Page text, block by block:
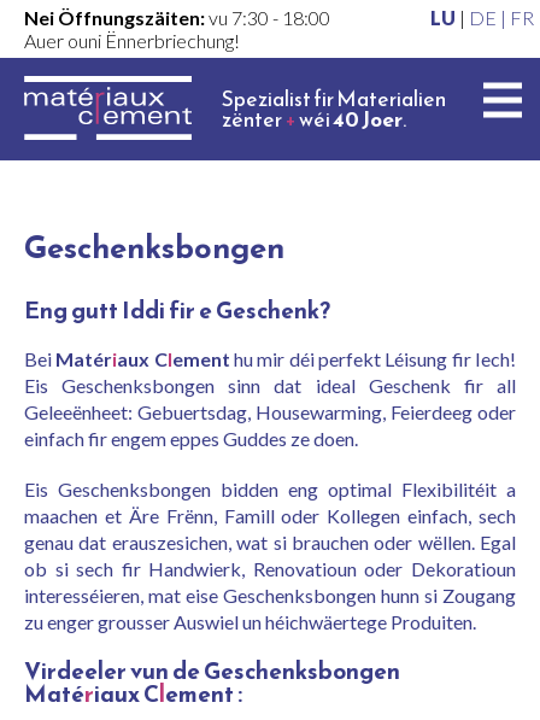
Nei Öffnungszäiten:vu 7:30 - 18:00
Auer ouni Ënnerbriechung!
LU | DE | FR
Spezialist fir Materialien
zënter+wéi40 Joer.
Geschenksbongen
Eng gutt Iddi fir e Geschenk?
Bei Matériaux Clementhu mir déi perfekt Léisung fir Iech!
Eis Geschenksbongen sinn dat ideal Geschenk fir all
Geleeënheet: Gebuertsdag, Housewarming, Feierdeeg oder
einfach fir engem eppes Guddes ze doen.
Eis Geschenksbongen bidden eng optimal Flexibilitéit a
maachen et Äre Frënn, Famill oder Kollegen einfach, sech
genau dat erauszesichen, wat si brauchen oder wëllen. Egal
ob si sech fir Handwierk, Renovatioun oder Dekoratioun
interesséieren, mat eise Geschenksbongen hunn si Zougang
zu enger grousser Auswiel un héichwäertege Produiten.
Virdeeler vun de Geschenksbongen
Matériaux Clement :